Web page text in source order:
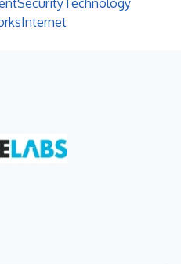
SecurityTechnology
Internet